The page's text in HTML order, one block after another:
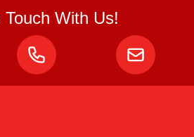
Touch With Us!